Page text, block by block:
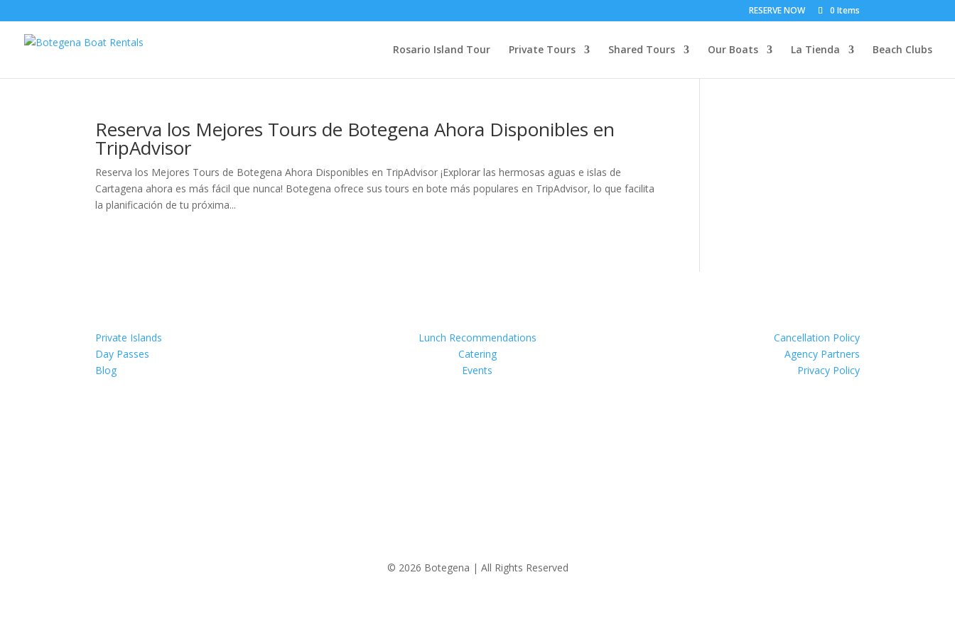
RESERVE NOW 0 Items
Rosario Island Tour Private Tours Shared Tours Our Boats La Tienda Beach Clubs
Reserva los Mejores Tours de Botegena Ahora Disponibles en
TripAdvisor
Reserva los Mejores Tours de Botegena Ahora Disponibles en TripAdvisor ¡Explorar las hermosas aguas e islas de
Cartagena ahora es más fácil que nunca! Botegena ofrece sus tours en bote más populares en TripAdvisor, lo que facilita
la planificación de tu próxima...
Private Islands
Day Passes
Blog
Lunch Recommendations
Catering
Events
Cancellation Policy
Agency Partners
Privacy Policy
© 2026 Botegena | All Rights Reserved